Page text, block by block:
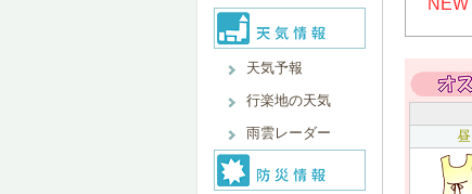
天気予報
行楽地の天気
雨雲レーダー
NEW
昼